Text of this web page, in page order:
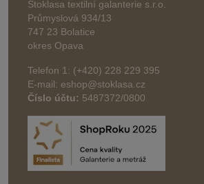
Stoklasa textilní galanterie s.r.o.
Průmyslová 934/13
747 23 Bolatice
okres Opava
Telefon 1: (+420) 228 229 395
E-mail: eshop@stoklasa.cz
Číslo účtu: 5487372/0800